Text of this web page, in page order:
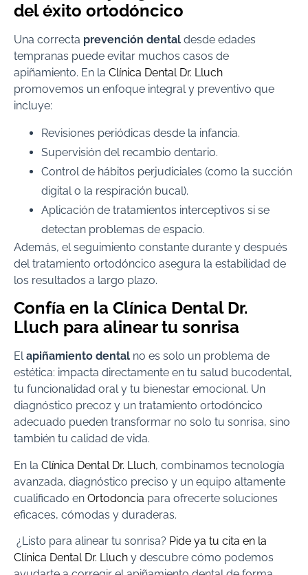
del éxito ortodóncico
Una correcta prevención dental desde edades
tempranas puede evitar muchos casos de
apiñamiento. En la Clínica Dental Dr. Lluch
promovemos un enfoque integral y preventivo que
incluye:
Revisiones periódicas desde la infancia.
Supervisión del recambio dentario.
Control de hábitos perjudiciales (como la succión
digital o la respiración bucal).
Aplicación de tratamientos interceptivos si se
detectan problemas de espacio.
Además, el seguimiento constante durante y después
del tratamiento ortodóncico asegura la estabilidad de
los resultados a largo plazo.
Confía en la Clínica Dental Dr.
Lluch para alinear tu sonrisa
Elapiñamiento dental no es solo un problema de
estética: impacta directamente en tu salud bucodental,
tu funcionalidad oral y tu bienestar emocional. Un
diagnóstico precoz y un tratamiento ortodóncico
adecuado pueden transformar no solo tu sonrisa, sino
también tu calidad de vida.
En la Clínica Dental Dr. Lluch, combinamos tecnología
avanzada, diagnóstico preciso y un equipo altamente
cualificado en Ortodoncia para ofrecerte soluciones
eficaces, cómodas y duraderas.
¿Listo para alinear tu sonrisa? Pide ya tu cita en la
Clínica Dental Dr. Lluch y descubre cómo podemos